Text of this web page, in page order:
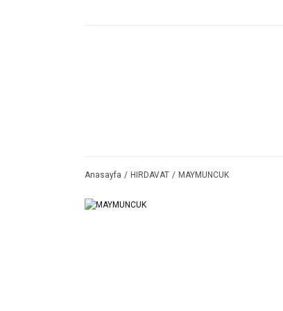
Anasayfa HIRDAVAT MAYMUNCUK